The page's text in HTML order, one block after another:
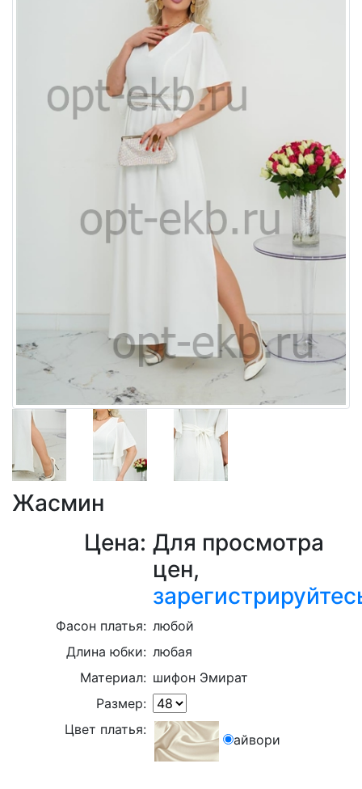
Жасмин
Цена: Для просмотра
цен,
Фасон платья: любой
Длина юбки: любая
Материал: шифон Эмират
Размер:
Цвет платья:
айвори